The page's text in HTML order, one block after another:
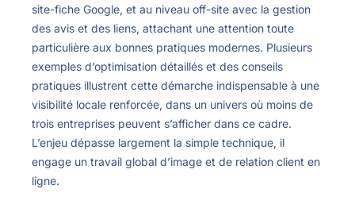
site-fiche Google, et au niveau off-site avec la gestion
des avis et des liens, attachant une attention toute
particulière aux bonnes pratiques modernes. Plusieurs
exemples d’optimisation détaillés et des conseils
pratiques illustrent cette démarche indispensable à une
visibilité locale renforcée, dans un univers où moins de
trois entreprises peuvent s’afficher dans ce cadre.
L’enjeu dépasse largement la simple technique, il
engage un travail global d’image et de relation client en
ligne.